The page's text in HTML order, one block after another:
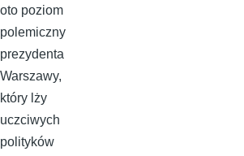
oto poziom
polemiczny
prezydenta
Warszawy,
który lży
uczciwych
polityków